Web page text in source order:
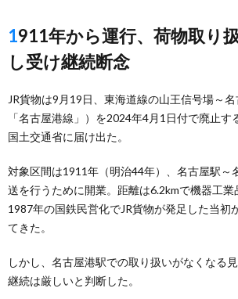
1911年から運行、荷物取り扱い消滅見通
し受け継続断念
JR貨物は9月19日、東海道線の山王信号場～
「名古屋港線」）を2024年4月1日付で廃止す
国土交通省に届け出た。
対象区間は1911年（明治44年）、名古屋駅～
送を行うために開業。距離は6.2kmで機器工業
1987年の国鉄民営化でJR貨物が発足した当初
てきた。
しかし、名古屋港駅での取り扱いがなくなる
継続は厳しいと判断した。